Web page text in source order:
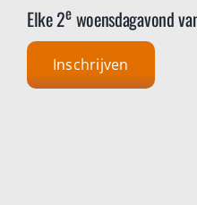
Elke 2ewoensdagavond
Inschrijven